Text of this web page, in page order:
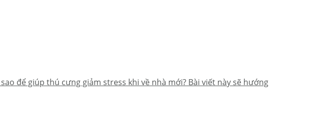
để giúp thú cưng giảm stress khi về nhà mới? Bài viết này sẽ hướng